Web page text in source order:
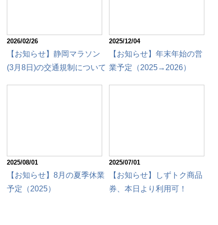
2026/02/26
【お知らせ】静岡マラソン
(3月8日)の交通規制について
2025/12/04
【お知らせ】年末年始の営
業予定（2025→2026）
2025/08/01
【お知らせ】8月の夏季休業
予定（2025）
2025/07/01
【お知らせ】しずトク商品
券、本日より利用可！